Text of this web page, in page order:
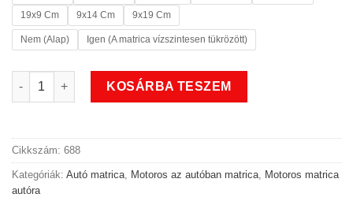
19x9 Cm
9x14 Cm 9x19 Cm
Nem (Alap) Igen (A matrica vízszintesen tükrözött)
Classic motoros az autóban matrica mennyiség
KOSÁRBA TESZEM
Cikkszám: 688
Kategóriák: Autó matrica Motoros az autóban matrica Motoros matrica
autóra